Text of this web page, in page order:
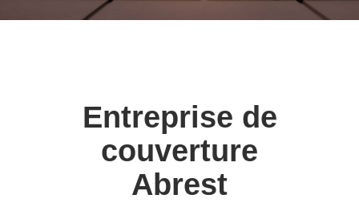
Entreprise de
couverture
Abrest